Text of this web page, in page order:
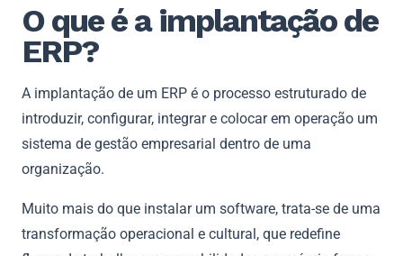
O que é a implantação de
ERP?
A implantação de um ERP é o processo estruturado de
introduzir, configurar, integrar e colocar em operação um
sistema de gestão empresarial dentro de uma
organização.
Muito mais do que instalar um software, trata-se de uma
transformação operacional e cultural, que redefine